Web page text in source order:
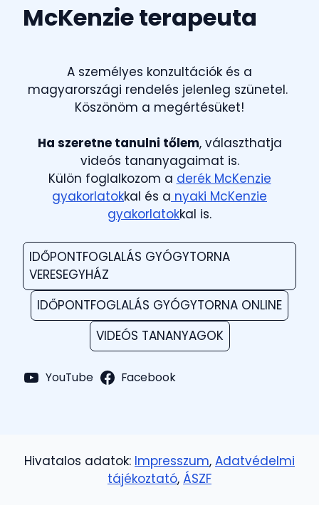
McKenzie terapeuta
A személyes konzultációk és a
magyarországi rendelés jelenleg szünetel.
Köszönöm a megértésüket!
Ha szeretne tanulni tőlem, választhatja
videós tananyagaimat is.
Külön foglalkozom a derék McKenzie
gyakorlatokkal és a nyaki McKenzie
gyakorlatokkal is.
IDŐPONTFOGLALÁS GYÓGYTORNA
VERESEGYHÁZ
IDŐPONTFOGLALÁS GYÓGYTORNA ONLINE
VIDEÓS TANANYAGOK
YouTube Facebook
Hivatalos adatok: Impresszum, Adatvédelmi
tájékoztató, ÁSZF